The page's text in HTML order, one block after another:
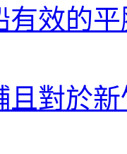
有效的
且對於